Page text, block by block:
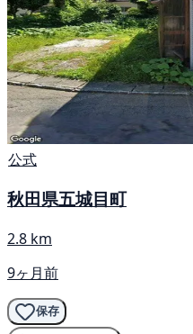
公式
秋田県五城目町
2.8 km
9ヶ月前
保存